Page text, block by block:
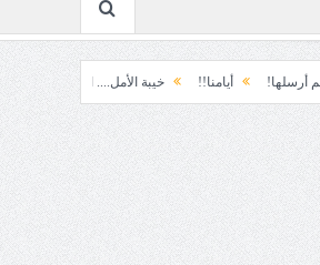
أيامنا!! خيبة الأمل.... الأولى! خذ وطالب